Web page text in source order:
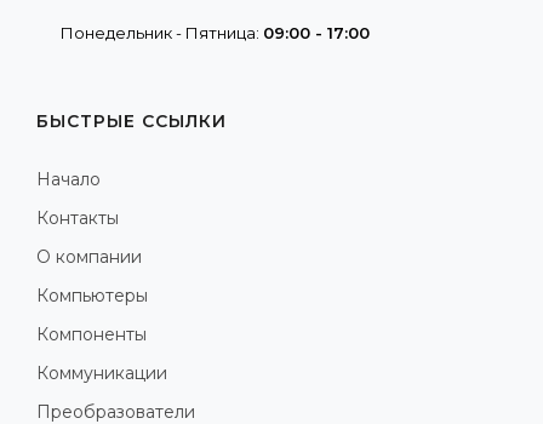
Понедельник - Пятница: 09:00 - 17:00
БЫСТРЫЕ ССЫЛКИ
Начало
Контакты
О компании
Компьютеры
Компоненты
Коммуникации
Преобразователи